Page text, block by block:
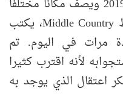
زار تركستان الشرقية في عام 2019 ويصف مكاناً مختلفاً
تماماً في مذكراته البلد الأوسط Middle Country، يكتب
مرات في اليوم. تم
لأنه اقترب كثيرا
اعتقال الذي يوجد به